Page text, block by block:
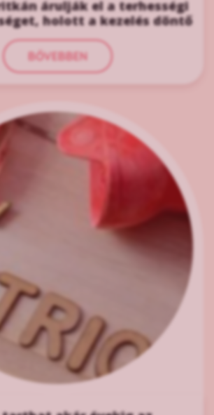
árulják el a terhességi
holott a kezelés döntő
BŐVEBBEN